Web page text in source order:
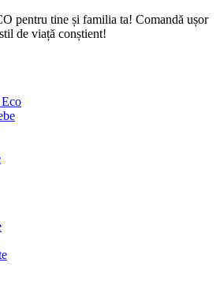
pentru tine și familia ta! Comandă ușor
de viață conștient!